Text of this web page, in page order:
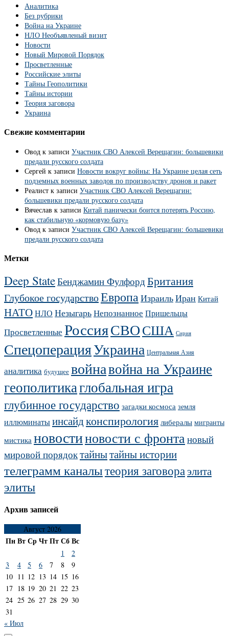
Аналитика
Без рубрики
Война на Украине
НЛО Необъявленый визит
Новости
Новый Мировой Порядок
Просветленные
Российские элиты
Тайны Геополитики
Тайны истории
Теория заговора
Украина
Свежие комментарии
Овод к записи Участник СВО Алексей Верещагин: большевики
предали русского солдата
Сергей к записи Новости вокруг войны: На Украине целая сеть
подземных военных заводов по производству дронов и ракет
Реалист к записи Участник СВО Алексей Верещагин:
большевики предали русского солдата
Вячеслав к записи Китай панически боится потерять Россию,
как стабильную «кормовую базу»
Овод к записи Участник СВО Алексей Верещагин: большевики
предали русского солдата
Метки
Deep StateБенджамин Фулфорд Британия
Глубокое государствоЕвропаИзраильИран Китай
НАТОНЛО НезыгарьНепознанное Пришельцы
Просветленные РоссияСВОСША Сирия
СпецоперацияУкраина Центральная Азия
аналитика будущее войнавойна на Украине
геополитикаглобальная игра
глубинное государство загадки космоса земля
иллюминатыинсайдконспирология либералы мигранты
мистика новостиновости с фронта новый
мировой порядоктайнытайны истории
телеграмм каналытеория заговора элита
элиты
Архив записей
Август 2026
ПнВтСрЧтПтСбВс
1
2
3
4 5 6 7 8
9
10 11 12 13 14 15 16
17 18 19 20 21 22 23
24 25 26 27 28 29 30
31
« Июл